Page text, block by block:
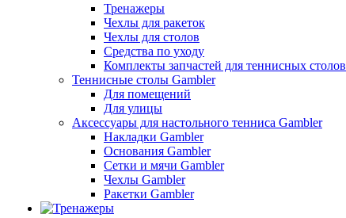
Тренажеры
Чехлы для ракеток
Чехлы для столов
Средства по уходу
Комплекты запчастей для теннисных столов
Теннисные столы Gambler
Для помещений
Для улицы
Аксессуары для настольного тенниса Gambler
Накладки Gambler
Основания Gambler
Сетки и мячи Gambler
Чехлы Gambler
Ракетки Gambler